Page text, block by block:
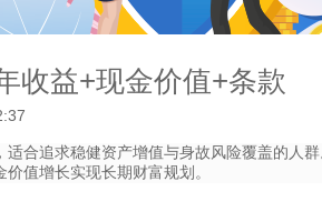
收益+现金价值+条款
合追求稳健资产增值与身故风险覆盖的人
值增长实现长期财富规划。